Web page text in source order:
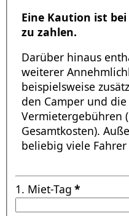
Eine Kaution ist
zu zahlen.
Darüber hinaus
weiterer
beispielsweise
den Camper und
Vermietergebühren
Gesamtkosten).
beliebig viele
1. Miet-Tag *